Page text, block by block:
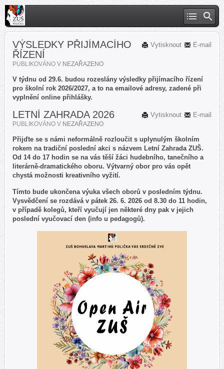
E-mail
Vytisknout
VÝSLEDKY PŘIJÍMACÍHO
ŘÍZENÍ
PUBLIKOVÁNO V NEZAŘAZENO
V týdnu od 29.6. budou rozeslány výsledky přijímacího řízení
pro školní rok 2026/2027, a to na emailové adresy, zadené při
vyplnění online přihlášky.
E-mail
Vytisknout
LETNÍ ZAHRADA 2026
PUBLIKOVÁNO V NEZAŘAZENO
Přijďte se s námi neformálně rozloučit s uplynulým školním
rokem na tradiční poslední akci s názvem Letní Zahrada ZUŠ.
Od 14 do 17 hodin se na vás těší žáci hudebního, tanečního a
literárně-dramatického oboru. Výtvarný obor pro vás opět
chystá možnosti kreativního vyžití.
Tímto bude ukončena výuka všech oborů v posledním týdnu.
Vysvědčení se rozdává v pátek 26. 6. 2026 od 8.30 do 11 hodin,
v případě kolegů, kteří vyučují jen některé dny pak v jejich
poslední vyučovací den (info u pedagogů).